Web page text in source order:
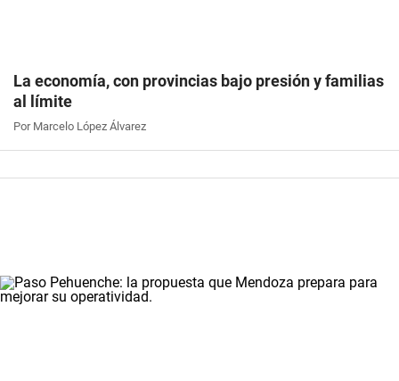
La economía, con provincias bajo presión y familias
al límite
Por Marcelo López Álvarez